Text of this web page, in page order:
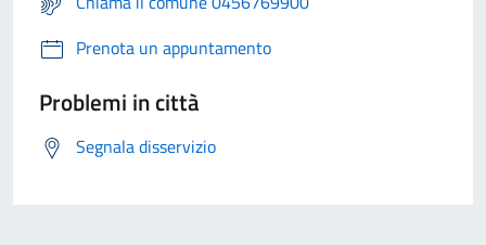
Prenota un appuntamento
Problemi in città
Segnala disservizio